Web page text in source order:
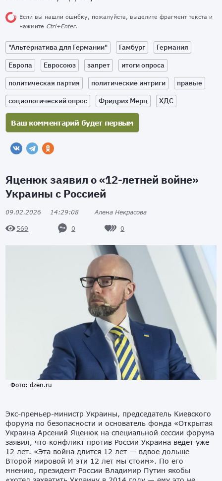
Если вы нашли ошибку, пожалуйста, выделите фрагмент текста и
нажмите Ctrl+Enter.
"Альтернатива для Германии" Гамбург
Германия
Европа
Евросоюз запрет
итоги опроса
политическая партия
политические интриги
правые
социологический опрос
Фридрих Мерц ХДС
Яценюк заявил о «12-летней войне»
Украины с Россией
09.02.2026 14:29:08 Алена Некрасова
569 0 0
Фото: dzen.ru
Экс-премьер-министр Украины, председатель Киевского
форума по безопасности и основатель фонда «Открытая
Украина Арсений Яценюк на специальной сессии форума
заявил, что конфликт против России Украина ведет уже
12 лет. «Эта война длится 12 лет — вдвое дольше
Второй мировой И эти 12 лет мы стоим». По его
мнению, президент России Владимир Путин якобы